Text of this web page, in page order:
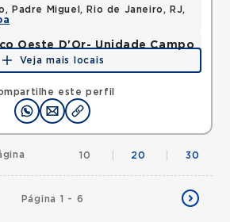
este perfil
Padre Miguel, Rio de Janeiro, RJ,
Oeste D'Or- Unidade Campo
Campo Grande, Rio de Janeiro, RJ,
Veja mais locais
Página 1 - 6
10 20 30